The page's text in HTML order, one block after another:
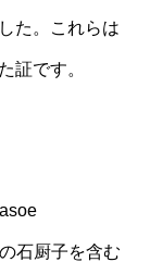
た。これらは
証です。
石厨子を含む